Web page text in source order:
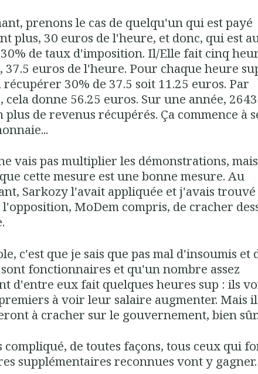
prenons le cas de quelqu'un qui est payé
plus, 30 euros de l'heure, et donc, qui est
de taux d'imposition. Il/Elle fait cinq
37.5 euros de l'heure. Pour chaque heure
30% de 37.5 soit 11.25 euros. Par
cela donne 56.25 euros. Sur une année, 2643
plus de revenus récupérés. Ça commence à
vais pas multiplier les démonstrations,
cette mesure est une bonne mesure. Au
Sarkozy l'avait appliquée et j'avais
MoDem compris, de cracher
c'est que je sais que pas mal d'insoumis et
fonctionnaires et qu'un nombre assez
d'entre eux fait quelques heures sup : ils
à voir leur salaire augmenter. Mais
à cracher sur le gouvernement, bien sûr.
compliqué, de toutes façons, tous ceux qui
supplémentaires reconnues vont y gagner.